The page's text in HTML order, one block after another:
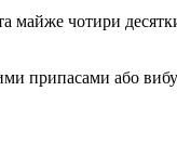
чотири
припасами або